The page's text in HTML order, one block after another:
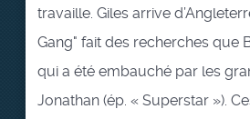
travaille. Giles arrive
Gang" fait des recherches que
qui a été embauché par les
Jonathan (ép. « Superstar »).